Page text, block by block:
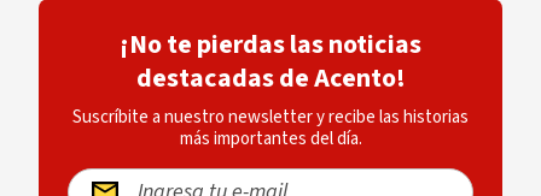
¡No te pierdas las noticias
destacadas de Acento!
Suscríbite a nuestro newsletter y recibe las historias
más importantes del día.